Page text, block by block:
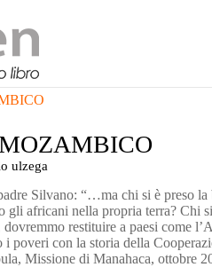
ulzega
Silvano: “…ma chi si è preso la
gli africani nella propria terra? Chi
restituire a paesi come
i poveri con la storia della
Missione di Manahaca, ottobre